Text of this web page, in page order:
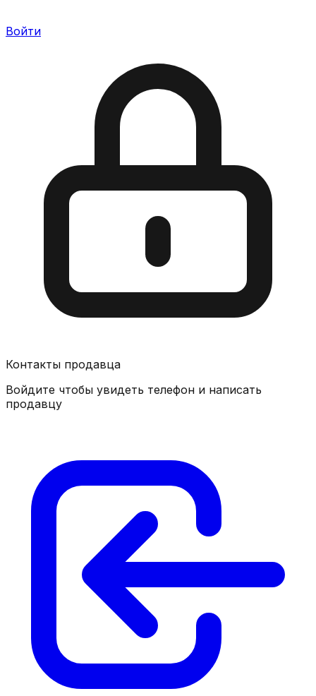
Войти
Контакты продавца
Войдите чтобы увидеть телефон и написать
продавцу